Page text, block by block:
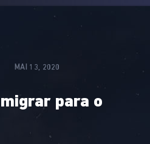
MAI 13, 2020
para o